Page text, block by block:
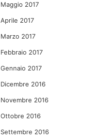
Maggio 2017
Aprile 2017
Marzo 2017
Febbraio 2017
Gennaio 2017
Dicembre 2016
Novembre 2016
Ottobre 2016
Settembre 2016